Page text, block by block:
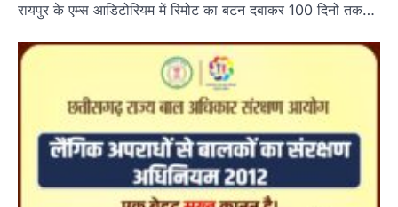
रायपुर के एम्स आडिटोरियम में रिमोट का बटन दबाकर 100 दिनों तक…
हमारे राज्य
8 साल का इंतजार खत्म: 156 खिलाड़ियों को
मिला उत्कृष्ट खिलाड़ी का दर्जा, सरकारी नौकरी
का रास्ता साफ
Jagjit Singh Grewal August 5, 2026